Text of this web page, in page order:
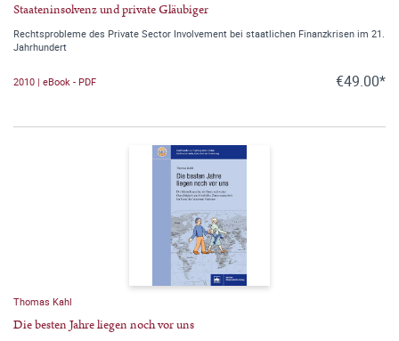
Staateninsolvenz und private Gläubiger
Rechtsprobleme des Private Sector Involvement bei staatlichen Finanzkrisen im 21.
Jahrhundert
2010 | eBook - PDF €49.00*
Thomas Kahl
Die besten Jahre liegen noch vor uns